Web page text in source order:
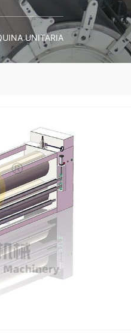
UNITARIA